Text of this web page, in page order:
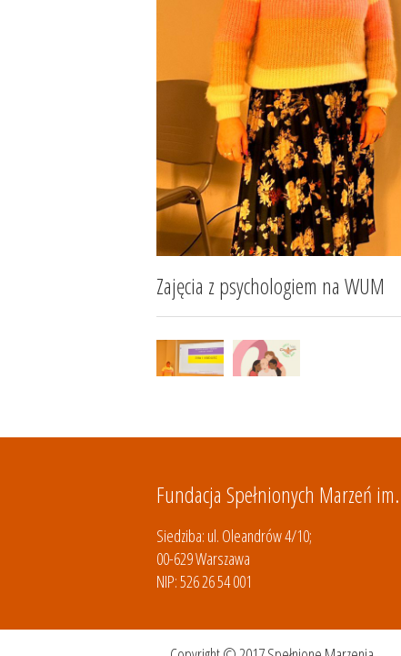
Zajęcia z psychologiem na WUM
Fundacja Spełnionych Marzeń
Siedziba: ul. Oleandrów 4/10;
00-629 Warszawa
NIP: 526 26 54 001